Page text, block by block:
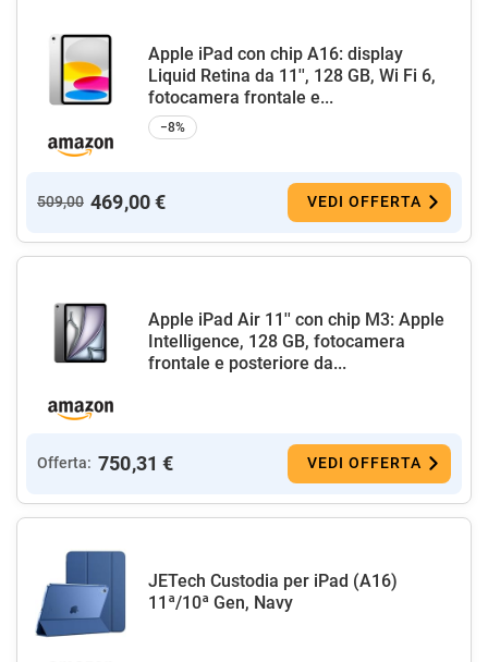
Apple iPad con chip A16: display
Liquid Retina da 11'', 128 GB, Wi Fi 6,
fotocamera frontale e...
−8%
509,00 469,00 € VEDI OFFERTA
Apple iPad Air 11'' con chip M3: Apple
Intelligence, 128 GB, fotocamera
frontale e posteriore da...
Offerta: 750,31 € VEDI OFFERTA
JETech Custodia per iPad (A16)
11ª/10ª Gen, Navy